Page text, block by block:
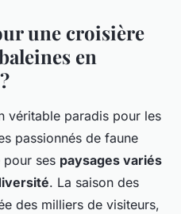
une croisière
en
véritable paradis pour les
passionnés de faune
pour ses paysages variés
. La saison des
des milliers de visiteurs,